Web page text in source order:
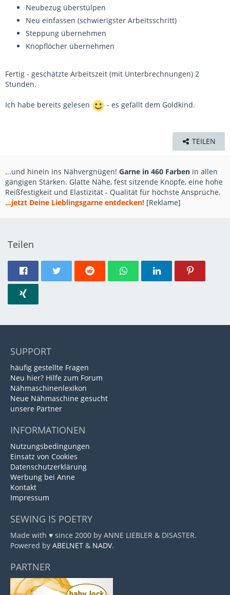
Neubezug überstülpen
Neu einfassen (schwierigster Arbeitsschritt)
Steppung übernehmen
Knopflöcher übernehmen
Fertig - geschätzte Arbeitszeit (mit Unterbrechnungen) 2
Stunden.
Ich habe bereits gelesen - es gefällt dem Goldkind.
TEILEN
...und hinein ins Nähvergnügen! Garne in 460 Farben in allen
gängigen Stärken. Glatte Nähe, fest sitzende Knöpfe, eine hohe
Reißfestigkeit und Elastizität - Qualität für höchste Ansprüche.
...jetzt Deine Lieblingsgarne entdecken! [Reklame]
Teilen
SUPPORT
häufig gestellte Fragen
Neu hier? Hilfe zum Forum
Nähmaschinenlexikon
Neue Nähmaschine gesucht
unsere Partner
INFORMATIONEN
Nutzungsbedingungen
Einsatz von Cookies
Datenschutzerklärung
Werbung bei Anne
Kontakt
Impressum
SEWING IS POETRY
Made with ♥ since 2000 by ANNE LIEBLER & DISASTER.
Powered by ABELNET & NADV.
PARTNER